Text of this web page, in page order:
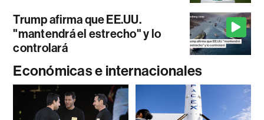
Trump afirma que EE.UU.
"mantendrá el estrecho" y lo
controlará
Económicas e internacionales